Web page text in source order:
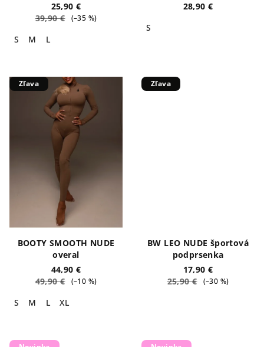
25,90 €
39,90 €
(–35 %)
S M L
28,90 €
S
Zľava
BOOTY SMOOTH NUDE
overal
44,90 €
49,90 €
(–10 %)
S M L XL
Zľava
BW LEO NUDE športová
podprsenka
17,90 €
25,90 €
(–30 %)